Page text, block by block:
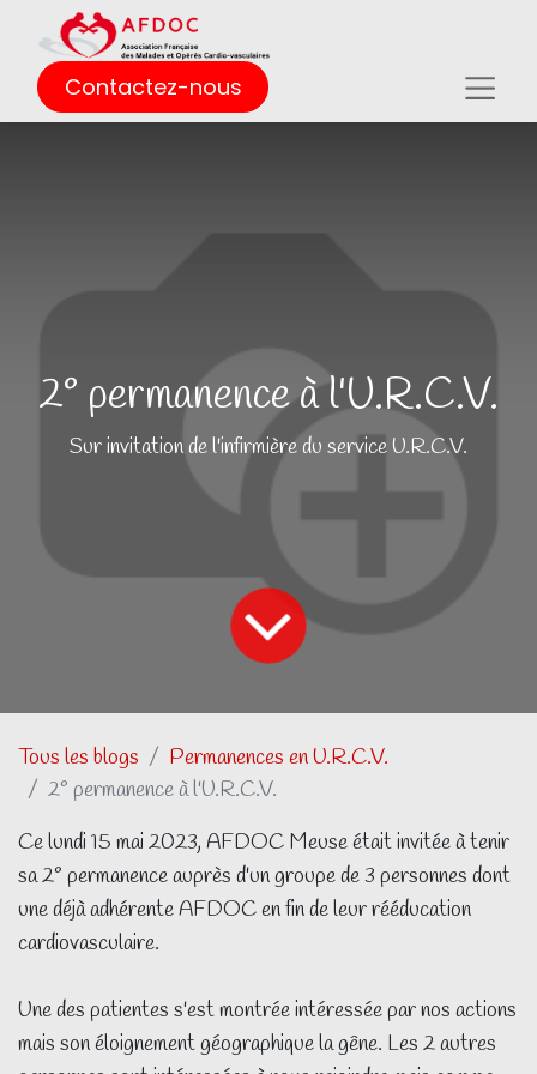
Contactez-nous
2° permanence à l'U.R.C.V.
Sur invitation de l'infirmière du service U.R.C.V.
Tous les blogs
Permanences en U.R.C.V.
2° permanence à l'U.R.C.V.
Ce lundi 15 mai 2023, AFDOC Meuse était invitée à tenir
sa 2° permanence auprès d'un groupe de 3 personnes dont
une déjà adhérente AFDOC en fin de leur rééducation
cardiovasculaire.
Une des patientes s'est montrée intéressée par nos actions
mais son éloignement géographique la gêne. Les 2 autres